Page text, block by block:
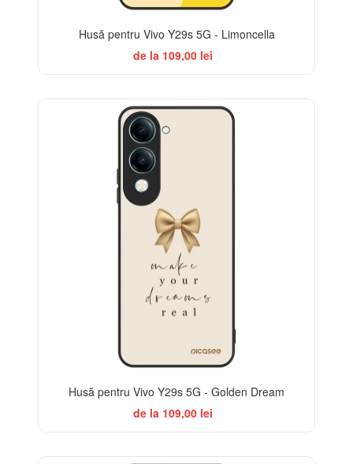
Husă pentru Vivo Y29s 5G - Limoncella
de la 109,00 lei
Husă pentru Vivo Y29s 5G - Golden Dream
de la 109,00 lei